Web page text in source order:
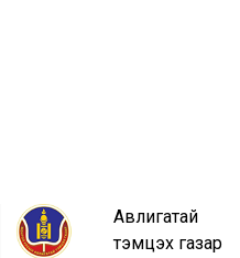
Авлигатай
тэмцэх газар